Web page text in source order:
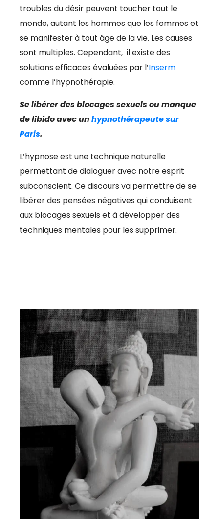
troubles du désir peuvent toucher tout le
monde, autant les hommes que les femmes et
se manifester à tout âge de la vie. Les causes
sont multiples. Cependant, il existe des
solutions efficaces évaluées par l’Inserm
comme l’hypnothérapie.
Se libérer des blocages sexuels ou manque
de libido avec un hypnothérapeute sur
Paris.
L’hypnose est une technique naturelle
permettant de dialoguer avec notre esprit
subconscient. Ce discours va permettre de se
libérer des pensées négatives qui conduisent
aux blocages sexuels et à développer des
techniques mentales pour les supprimer.